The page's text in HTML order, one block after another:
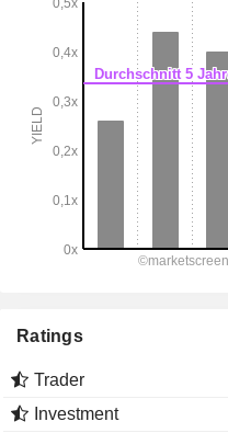
Ratings
Trader
Investment